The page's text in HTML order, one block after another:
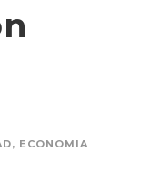
, ECONOMIA